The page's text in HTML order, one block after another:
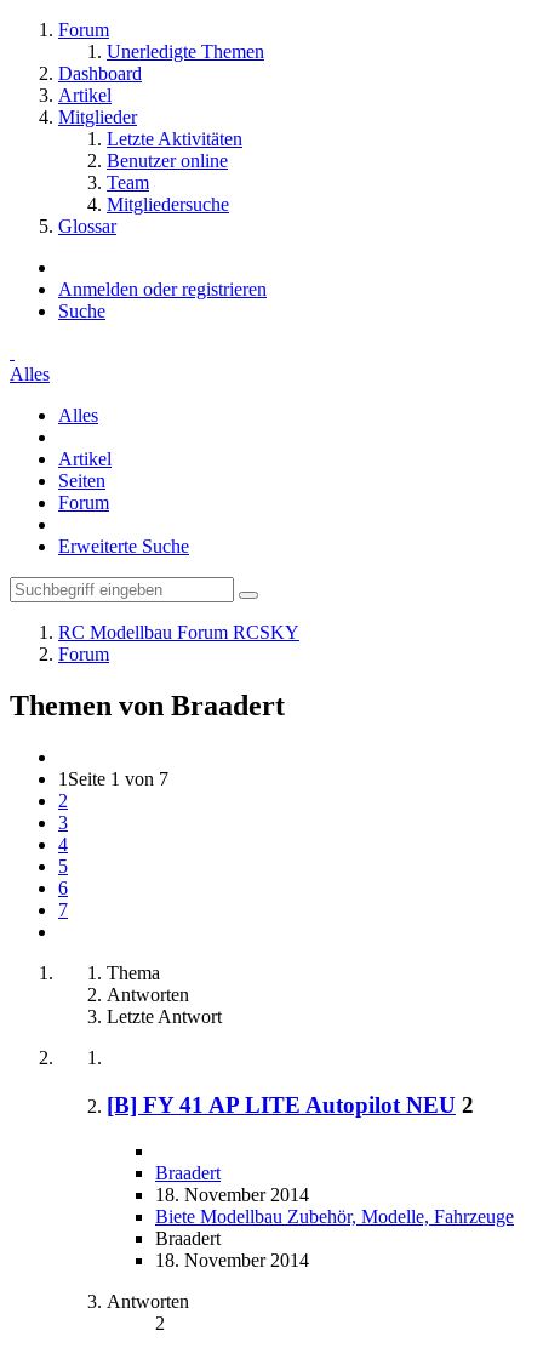
Forum
Unerledigte Themen
Dashboard
Artikel
Mitglieder
Letzte Aktivitäten
Benutzer online
Team
Mitgliedersuche
Glossar
Anmelden oder registrieren
Suche
Alles
Alles
Artikel
Seiten
Forum
Erweiterte Suche
RC Modellbau Forum RCSKY
Forum
Themen von Braadert
1 Seite 1 von 7
2
3
4
5
6
7
Thema
Antworten
Letzte Antwort
[B] FY 41 AP LITE Autopilot NEU 2
Braadert
18. November 2014
Biete Modellbau Zubehör, Modelle, Fahrzeuge
Braadert
18. November 2014
Antworten
2